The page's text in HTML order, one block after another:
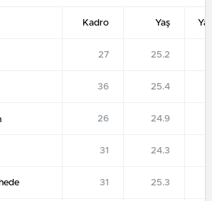
Kadro Yaş
27 25.2
36 25.4
26 24.9
31 24.3
31 25.3